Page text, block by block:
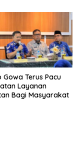
Gowa Terus Pacu
Layanan
Bagi Masyarakat